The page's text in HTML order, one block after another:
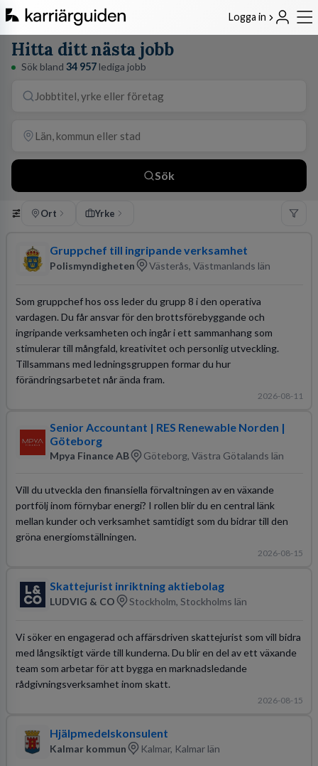
Logga in
Hitta ditt nästa jobb
Sök bland 34 957 lediga jobb
Sök
Ort Yrke
Gruppchef till ingripande verksamhet
Polismyndigheten Västerås, Västmanlands län
Som gruppchef hos oss leder du grupp 8 i den operativa
vardagen. Du får ansvar för den brottsförebyggande och
ingripande verksamheten och ingår i ett sammanhang som
stimulerar till mångfald, kreativitet och personlig utveckling.
Tillsammans med ledningsgruppen formar du hur
förändringsarbetet når ända fram.
2026-08-11
Senior Accountant | RES Renewable Norden |
Göteborg
Mpya Finance AB Göteborg, Västra Götalands län
Vill du utveckla den finansiella förvaltningen av en växande
portfölj inom förnybar energi? I rollen blir du en central länk
mellan kunder och verksamhet samtidigt som du bidrar till den
gröna energiomställningen.
2026-08-15
Skattejurist inriktning aktiebolag
LUDVIG & CO Stockholm, Stockholms län
Vi söker en engagerad och affärsdriven skattejurist som vill bidra
med långsiktigt värde till kunderna. Du blir en del av ett växande
team som arbetar för att bygga en marknadsledande
rådgivningsverksamhet inom skatt.
2026-08-15
Hjälpmedelskonsulent
Kalmar kommun Kalmar, Kalmar län